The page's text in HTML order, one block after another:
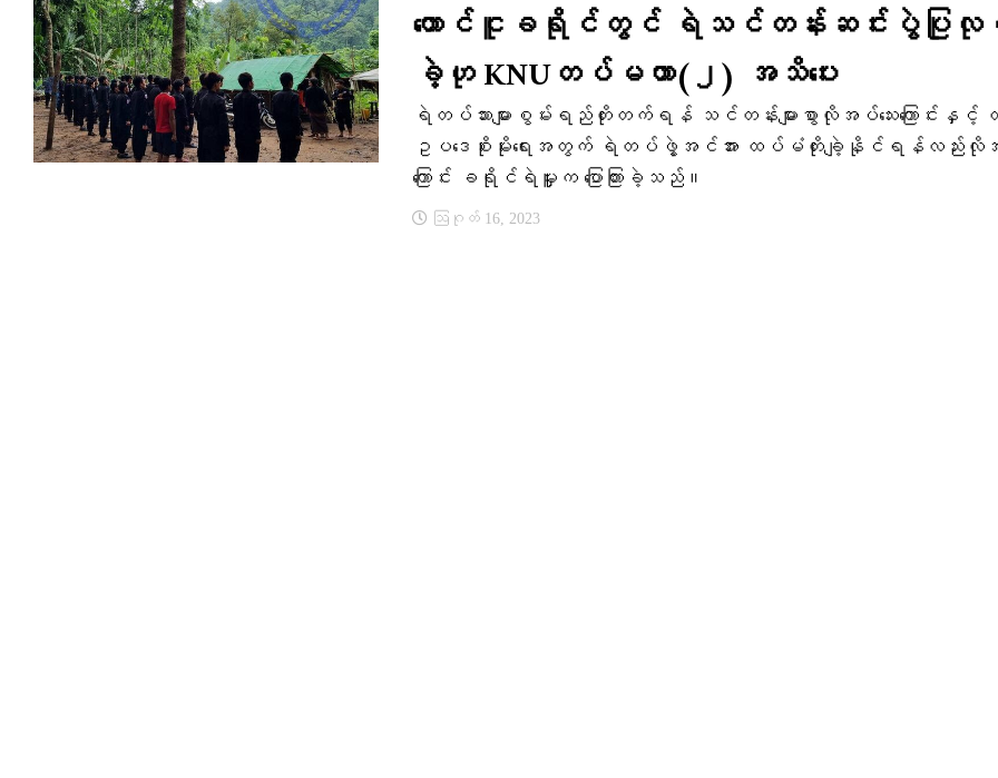
တောင်ငူခရိုင်တွင် ရဲသင်တန်းဆင်းပွဲပြု
ခဲ့ဟု KNUတပ်မဟာ(၂) အသိပေး
ရဲတပ်သားများစွမ်းရည်တိုးတက်ရန် သင်တန်းများစွာလိုအပ်သေးကြောင်းနှင့် တ
ဥပဒေစိုးမိုးရေးအတွက် ရဲတပ်ဖွဲ့အင်အား ထပ်မံတိုးချဲ့နိုင်ရန်လည်း
ကြောင်း ခရိုင်ရဲမှူးက ပြောကြားခဲ့သည်။
ဩဂုတ် 16, 2023